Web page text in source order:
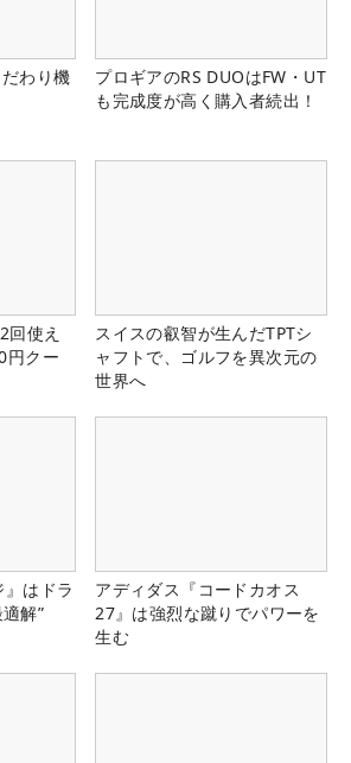
わり機
プロギアのRS DUOはFW・UT
も完成度が高く購入者続出！
回使え
円クー
スイスの叡智が生んだTPTシ
ャフトで、ゴルフを異次元の
世界へ
はドラ
解”
アディダス『コードカオス
27』は強烈な蹴りでパワーを
生む